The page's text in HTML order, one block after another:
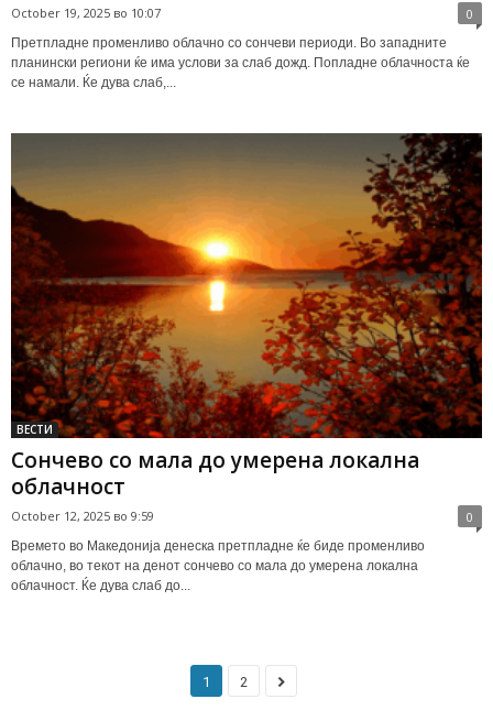
October 19, 2025 во 10:07 0
Претпладне променливо облачно со сончеви периоди. Во западните
планински региони ќе има услови за слаб дожд. Попладне облачноста ќе
се намали. Ќе дува слаб,...
ВЕСТИ
Сончево со мала до умерена локална
облачност
October 12, 2025 во 9:59 0
Времето во Македонија денеска претпладне ќе биде променливо
облачно, во текот на денот сончево со мала до умерена локална
облачност. Ќе дува слаб до...
1 2